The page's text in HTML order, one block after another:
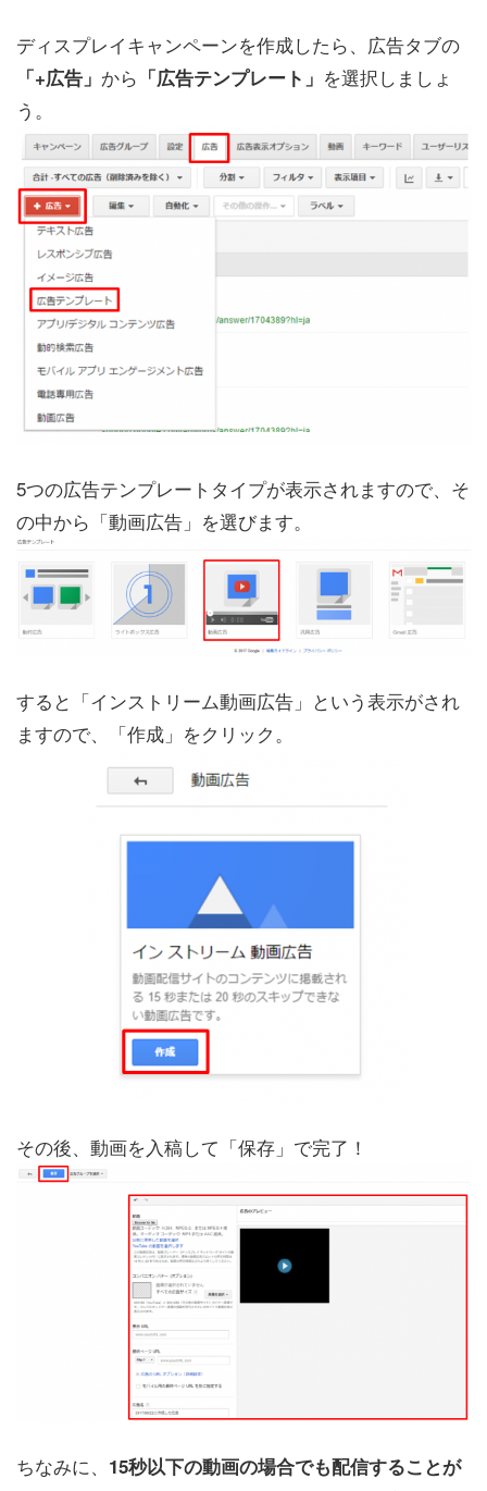
ディスプレイキャンペーンを作成したら、広告タブの
「+広告」 から 「広告テンプレート」 を選択しましょ
う。
5つの広告テンプレートタイプが表示されますので、そ
の中から「動画広告」を選びます。
すると「インストリーム動画広告」という表示がされ
ますので、「作成」をクリック。
その後、動画を入稿して「保存」で完了！
ちなみに、 15秒以下の動画の場合でも配信することが